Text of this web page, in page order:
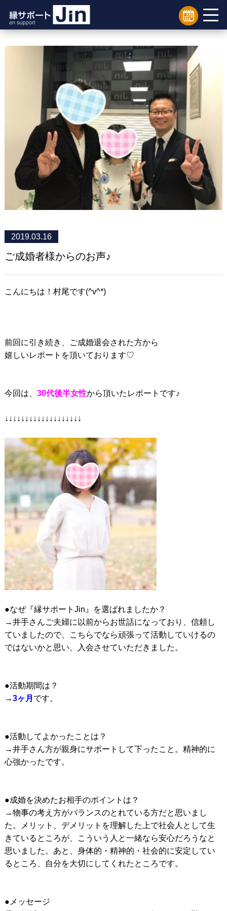
2019.03.16
ご成婚者様からのお声♪
こんにちは！村尾です(^v^*)
前回に引き続き、ご成婚退会された方から
嬉しいレポートを頂いております♡
今回は、 30代後半女性から頂いたレポートです♪
↓↓↓↓↓↓↓↓↓↓↓↓↓↓↓↓↓↓↓
●なぜ『縁サポートJin』を選ばれましたか？
→井手さんご夫婦に以前からお世話になっており、信頼し
ていましたので、こちらでなら頑張って活動していけるの
ではないかと思い、入会させていただきました。
●活動期間は？
→3ヶ月 です。
●活動してよかったことは？
→井手さん方が親身にサポートして下ったこと。精神的に
心強かったです。
●成婚を決めたお相手のポイントは？
→物事の考え方がバランスのとれている方だと思いまし
た。メリット、デメリットを理解した上で社会人として生
きているところが、こういう人と一緒なら安心だろうなと
思いました。あと、身体的・精神的・社会的に安定してい
るところ、自分を大切にしてくれたところです。
●メッセージ